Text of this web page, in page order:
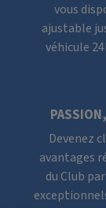
vous
ajustable
véhicule
Devenez
avantages
du Club